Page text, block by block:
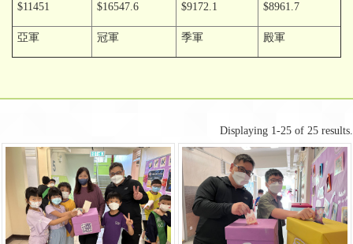
$11451 $16547.6 $9172.1 $8961.7
亞軍 冠軍 季軍 殿軍
Displaying 1-25 of 25 results.